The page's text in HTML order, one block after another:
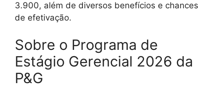
3.900, além de diversos benefícios e chances
de efetivação.
Sobre o Programa de
Estágio Gerencial 2026 da
P&G